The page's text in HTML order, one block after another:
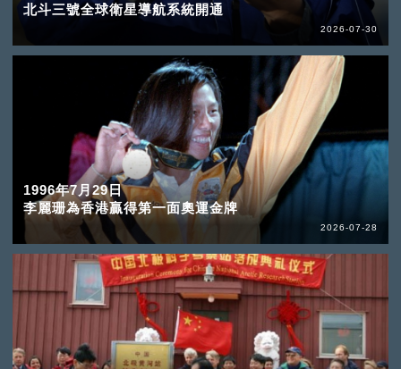
北斗三號全球衛星導航系統開通
2026-07-30
1996年7月29日
李麗珊為香港贏得第一面奧運金牌
2026-07-28